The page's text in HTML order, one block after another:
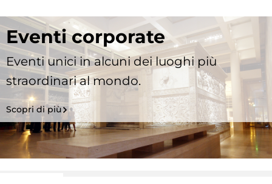
Eventi corporate
Eventi unici in alcuni dei luoghi più
straordinari al mondo.
Scopri di più